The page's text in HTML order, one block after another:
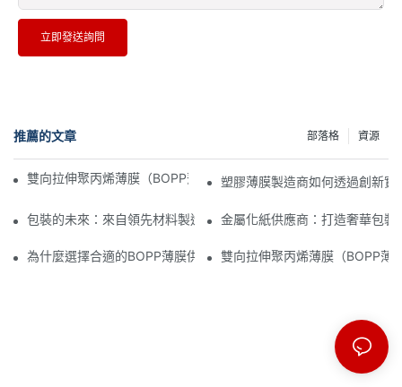
立即發送詢問
推薦的文章 資源
部落格
雙向拉伸聚丙烯薄膜（BOPP薄膜）製造商：柔性包裝的支柱
塑膠薄膜製造商如何透過創新實
包裝的未來：來自領先材料製造商的洞見金屬化紙供應商：打造奢華包裝
為什麼選擇合適的BOPP薄膜供應商對您的業務至關重要
雙向拉伸聚丙烯薄膜（BOPP薄